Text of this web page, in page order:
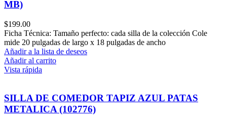
MB)
$199.00
Ficha Técnica: Tamaño perfecto: cada silla de la colección Cole
mide 20 pulgadas de largo x 18 pulgadas de ancho
Añadir a la lista de deseos
Añadir al carrito
Vista rápida
SILLA DE COMEDOR TAPIZ AZUL PATAS
METALICA (102776)